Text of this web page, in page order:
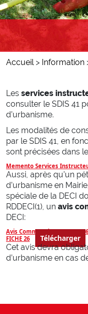
Accessibilité des
Accueil > Information
Les services
consulter le SDIS 41
d’urbanisme.
Les modalités de
par le SDIS 41, en
sont précisées dans
Memento Services
Aussi, après qu’un
d’urbanisme en
spéciale de la DECI
RDDECI(1), un avis
DECI:
Avis Communal DECI FICHE 26
FICHE 26
Télécharger
Cet avis devra
d’urbanisme en cas